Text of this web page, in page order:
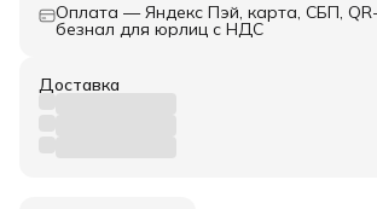
Оплата — Яндекс Пэй, карта, СБП,
безнал для юрлиц с НДС
Доставка